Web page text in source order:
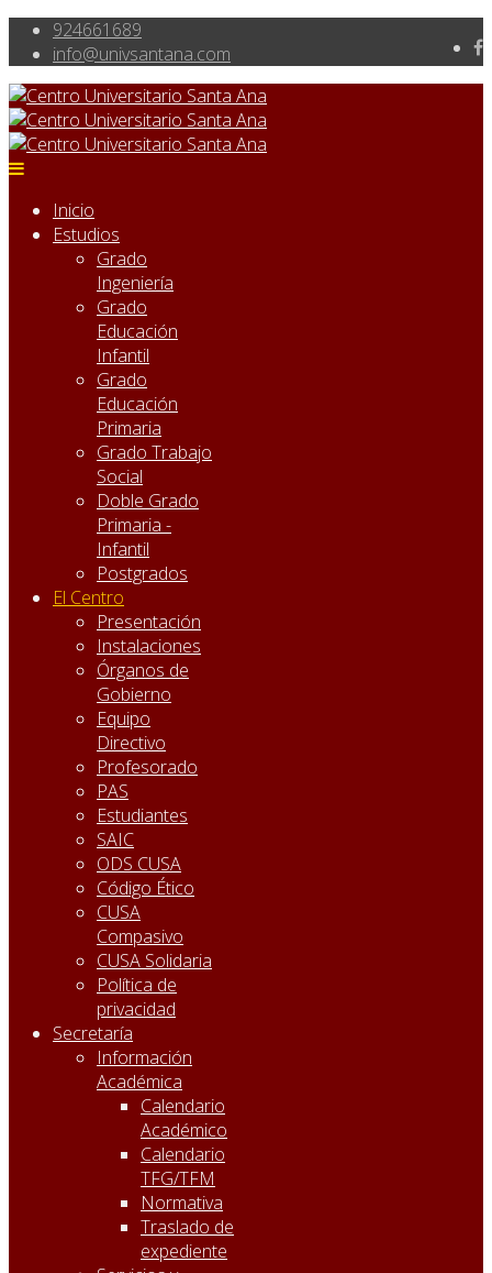
924661689
info@univsantana.com
Inicio
Estudios
Grado
Ingeniería
Grado
Educación
Infantil
Grado
Educación
Primaria
Grado Trabajo
Social
Doble Grado
Primaria -
Infantil
Postgrados
El Centro
Presentación
Instalaciones
Órganos de
Gobierno
Equipo
Directivo
Profesorado
PAS
Estudiantes
SAIC
ODS CUSA
Código Ético
CUSA
Compasivo
CUSA Solidaria
Política de
privacidad
Secretaría
Información
Académica
Calendario
Académico
Calendario
TFG/TFM
Normativa
Traslado de
expediente